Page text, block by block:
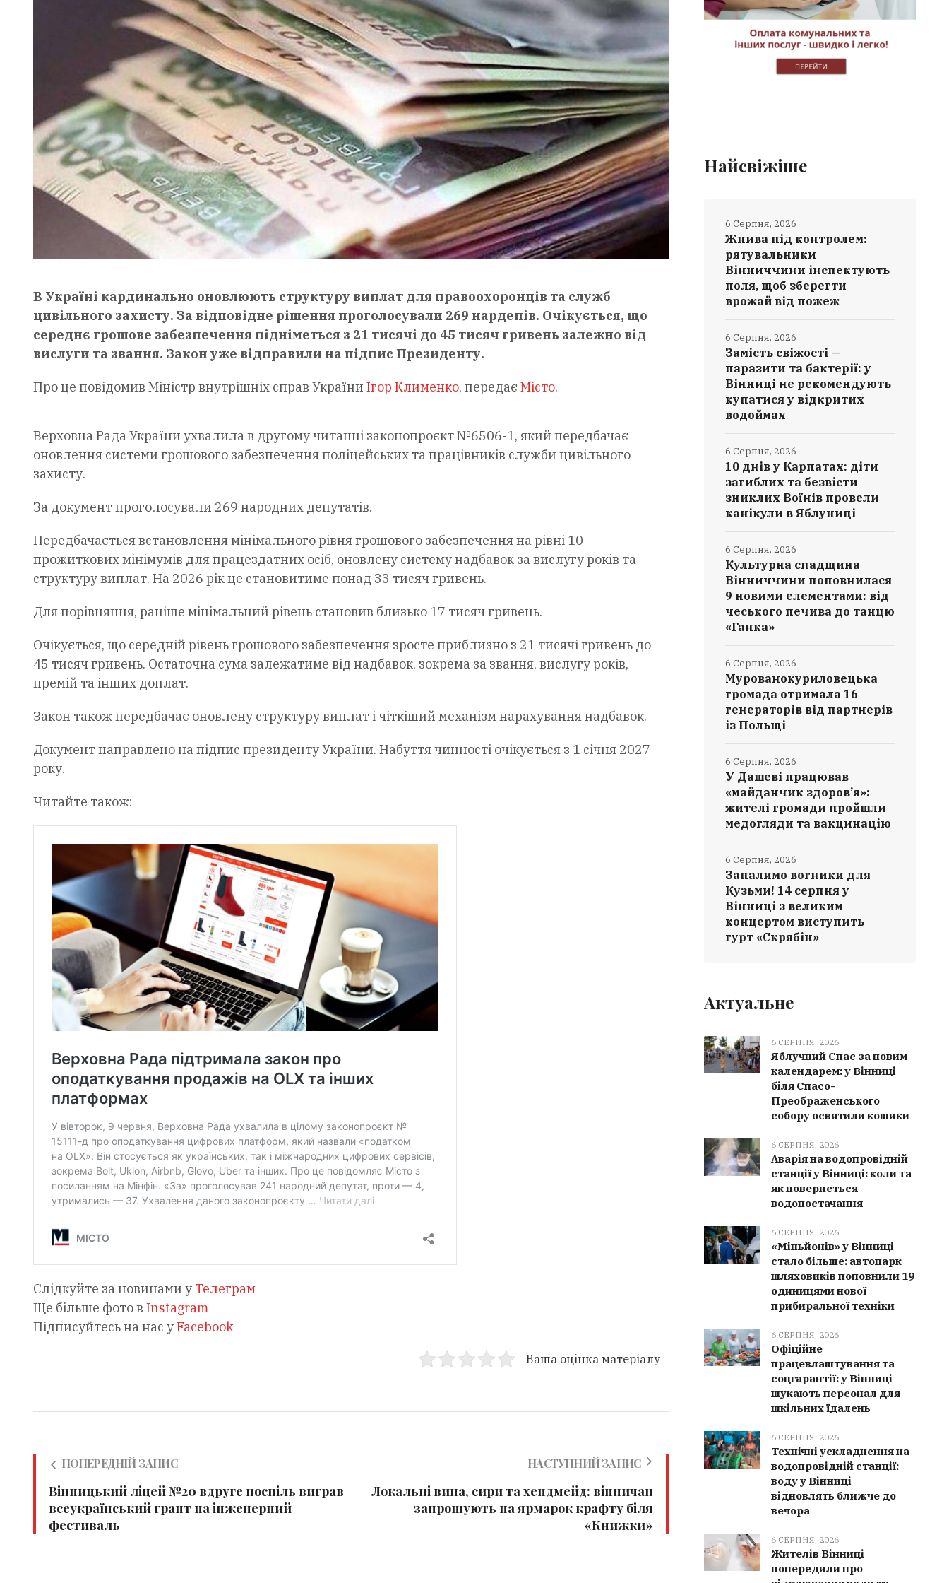
В Україні кардинально оновлюють структуру виплат для правоохоронців та служб
цивільного захисту. За відповідне рішення проголосували 269 нардепів. Очікується, що
середнє грошове забезпечення підніметься з 21 тисячі до 45 тисяч гривень залежно від
вислуги та звання. Закон уже відправили на підпис Президенту.
Про це повідомив Міністр внутрішніх справ України Ігор Клименко, передає Місто.
Верховна Рада України ухвалила в другому читанні законопроєкт №6506-1, який передбачає
оновлення системи грошового забезпечення поліцейських та працівників служби цивільного
захисту.
За документ проголосували 269 народних депутатів.
Передбачається встановлення мінімального рівня грошового забезпечення на рівні 10
прожиткових мінімумів для працездатних осіб, оновлену систему надбавок за вислугу років та
структуру виплат. На 2026 рік це становитиме понад 33 тисяч гривень.
Для порівняння, раніше мінімальний рівень становив близько 17 тисяч гривень.
Очікується, що середній рівень грошового забезпечення зросте приблизно з 21 тисячі гривень до
45 тисяч гривень. Остаточна сума залежатиме від надбавок, зокрема за звання, вислугу років,
премій та інших доплат.
Закон також передбачає оновлену структуру виплат і чіткіший механізм нарахування надбавок.
Документ направлено на підпис президенту України. Набуття чинності очікується з 1 січня 2027
року.
Читайте також:
Слідкуйте за новинами у Телеграм
Ще більше фото в Instagram
Підписуйтесь на нас уFacebook
Ваша оцінка матеріалу
ПОПЕРЕДНІЙ ЗАПИС
Вінницький ліцей №20 вдруге поспіль виграв
всеукраїнський грант на інженерний
фестиваль
НАСТУПНИЙ ЗАПИС
Локальні вина, сири та хендмейд: вінничан
запрошують на ярмарок крафту біля
«Книжки»
Найсвіжіше
Жнива під контролем:
рятувальники
Вінниччини інспектують
поля, щоб зберегти
врожай від пожеж
6 Серпня, 2026
Замість свіжості —
паразити та бактерії: у
Вінниці не рекомендують
купатися у відкритих
водоймах
6 Серпня, 2026
10 днів у Карпатах: діти
загиблих та безвісти
зниклих Воїнів провели
канікули в Яблуниці
6 Серпня, 2026
Культурна спадщина
Вінниччини поповнилася
9 новими елементами: від
чеського печива до танцю
«Ганка»
6 Серпня, 2026
Мурованокуриловецька
громада отримала 16
генераторів від партнерів
із Польщі
6 Серпня, 2026
У Дашеві працював
«майданчик здоров’я»:
жителі громади пройшли
медогляди та вакцинацію
6 Серпня, 2026
Запалимо вогники для
Кузьми! 14 серпня у
Вінниці з великим
концертом виступить
гурт «Скрябін»
6 Серпня, 2026
Актуальне
6 СЕРПНЯ, 2026
Яблучний Спас за новим
календарем: у Вінниці
біля Спасо-
Преображенського
собору освятили кошики
6 СЕРПНЯ, 2026
Аварія на водопровідній
станції у Вінниці: коли та
як повернеться
водопостачання
6 СЕРПНЯ, 2026
«Міньйонів» у Вінниці
стало більше: автопарк
шляховиків поповнили 19
одиницями нової
прибиральної техніки
6 СЕРПНЯ, 2026
Офіційне
працевлаштування та
соцгарантії: у Вінниці
шукають персонал для
шкільних їдалень
6 СЕРПНЯ, 2026
Технічні ускладнення на
водопровідній станції:
воду у Вінниці
відновлять ближче до
вечора
6 СЕРПНЯ, 2026
Жителів Вінниці
попередили про